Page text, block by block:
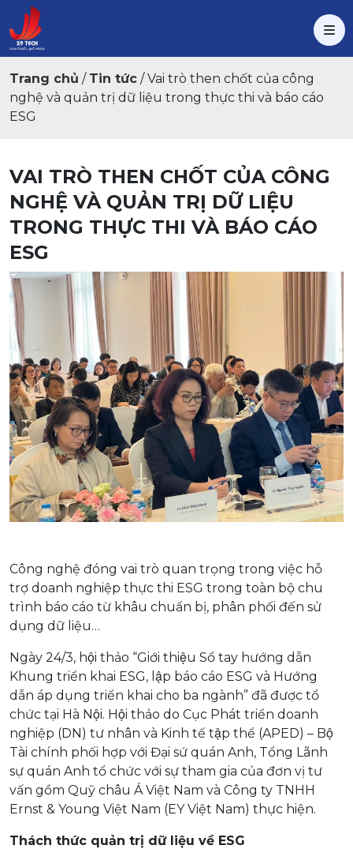
Trang chủ / Tin tức /Vai trò then chốt của công
nghệ và quản trị dữ liệu trong thực thi và báo cáo
ESG
VAI TRÒ THEN CHỐT CỦA CÔNG
NGHỆ VÀ QUẢN TRỊ DỮ LIỆU
TRONG THỰC THI VÀ BÁO CÁO
ESG
Công nghệ đóng vai trò quan trọng trong việc hỗ
trợ doanh nghiệp thực thi ESG trong toàn bộ chu
trình báo cáo từ khâu chuẩn bị, phân phối đến sử
dụng dữ liệu…
Ngày 24/3, hội thảo “Giới thiệu Sổ tay hướng dẫn
Khung triển khai ESG, lập báo cáo ESG và Hướng
dẫn áp dụng triển khai cho ba ngành” đã được tổ
chức tại Hà Nội. Hội thảo do Cục Phát triển doanh
nghiệp (DN) tư nhân và Kinh tế tập thể (APED) – Bộ
Tài chính phối hợp với Đại sứ quán Anh, Tổng Lãnh
sự quán Anh tổ chức với sự tham gia của đơn vị tư
vấn gồm Quỹ châu Á Việt Nam và Công ty TNHH
Ernst & Young Việt Nam (EY Việt Nam) thực hiện.
Thách thức quản trị dữ liệu về ESG